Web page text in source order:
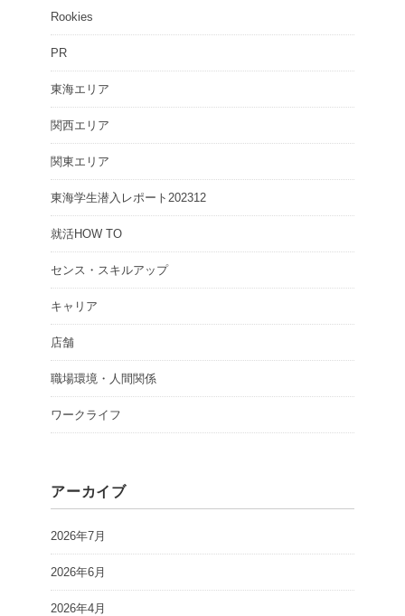
Rookies
PR
東海エリア
関西エリア
関東エリア
東海学生潜入レポート202312
就活HOW TO
センス・スキルアップ
キャリア
店舗
職場環境・人間関係
ワークライフ
アーカイブ
2026年7月
2026年6月
2026年4月